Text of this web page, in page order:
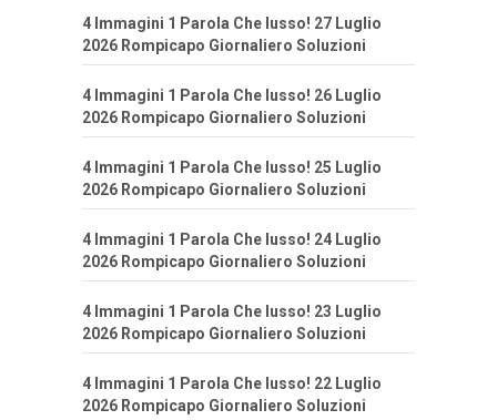
4 Immagini 1 Parola Che lusso! 27 Luglio
2026 Rompicapo Giornaliero Soluzioni
4 Immagini 1 Parola Che lusso! 26 Luglio
2026 Rompicapo Giornaliero Soluzioni
4 Immagini 1 Parola Che lusso! 25 Luglio
2026 Rompicapo Giornaliero Soluzioni
4 Immagini 1 Parola Che lusso! 24 Luglio
2026 Rompicapo Giornaliero Soluzioni
4 Immagini 1 Parola Che lusso! 23 Luglio
2026 Rompicapo Giornaliero Soluzioni
4 Immagini 1 Parola Che lusso! 22 Luglio
2026 Rompicapo Giornaliero Soluzioni